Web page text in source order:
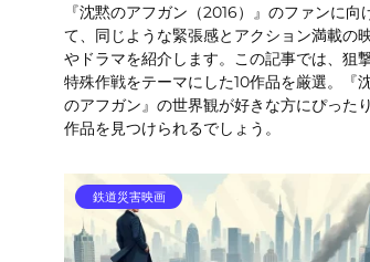
『沈黙のアフガン（2016）』のファンに向
て、同じような緊張感とアクション満載の
やドラマを紹介します。この記事では、狙
特殊作戦をテーマにした10作品を厳選。『
のアフガン』の世界観が好きな方にぴった
作品を見つけられるでしょう。
鉄道災害映画